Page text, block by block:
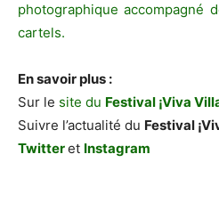
photographique accompagné
cartels.
En savoir plus :
Sur le site du Festival ¡Viva
Suivre l’actualité du Festival
Twitteret Instagram